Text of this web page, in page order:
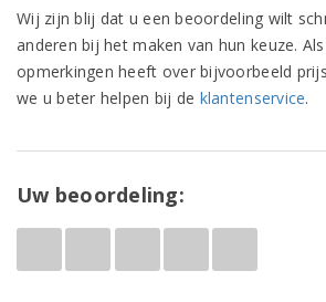
Wij zijn blij dat u een beoordeling wilt
anderen bij het maken van hun keuze.
opmerkingen heeft over bijvoorbeeld
we u beter helpen bij de klantenservice.
Uw beoordeling: